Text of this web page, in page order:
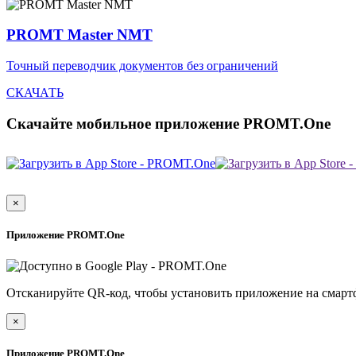
PROMT Master NMT
Точный переводчик документов без ограничений
СКАЧАТЬ
Скачайте мобильное приложение PROMT.One
×
Приложение PROMT.One
Отсканируйте QR-код, чтобы установить приложение на
×
Приложение PROMT.One